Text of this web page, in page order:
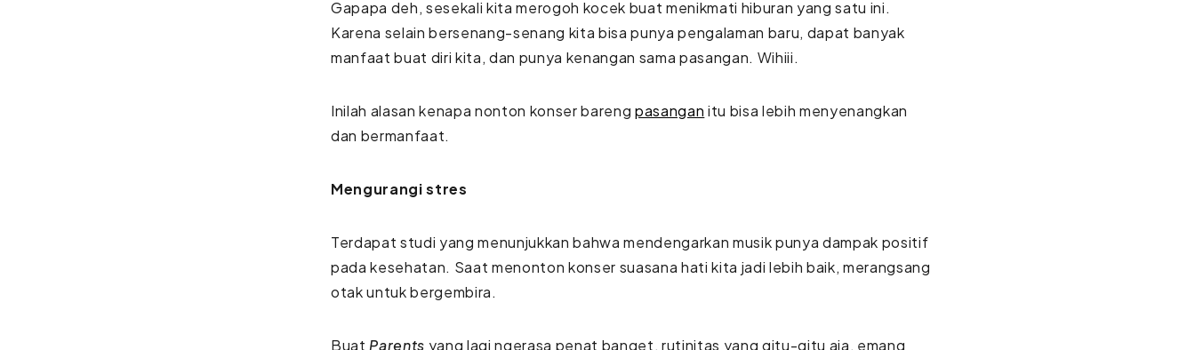
Gapapa deh, sesekali kita merogoh kocek buat menikmati hiburan yang satu ini.
Karena selain bersenang-senang kita bisa punya pengalaman baru, dapat banyak
manfaat buat diri kita, dan punya kenangan sama pasangan. Wihiii.
Inilah alasan kenapa nonton konser bareng pasangan itu bisa lebih menyenangkan
dan bermanfaat.
Mengurangi stres
Terdapat studi yang menunjukkan bahwa mendengarkan musik punya dampak positif
pada kesehatan. Saat menonton konser suasana hati kita jadi lebih baik, merangsang
otak untuk bergembira.
BuatParents yang lagi ngerasa penat banget, rutinitas yang gitu-gitu aja, emang